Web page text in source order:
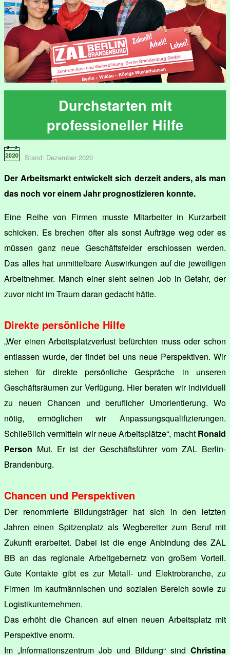
Durchstarten mit
professioneller Hilfe
Stand: Dezember 2020
Der Arbeitsmarkt entwickelt sich derzeit anders, als man
das noch vor einem Jahr prognostizieren konnte.
Eine Reihe von Firmen musste Mitarbeiter in Kurzarbeit
schicken. Es brechen öfter als sonst Aufträge weg oder es
müssen ganz neue Geschäftsfelder erschlossen werden.
Das alles hat unmittelbare Auswirkungen auf die jeweiligen
Arbeitnehmer. Manch einer sieht seinen Job in Gefahr, der
zuvor nicht im Traum daran gedacht hätte.
Direkte persönliche Hilfe
„Wer einen Arbeitsplatzverlust befürchten muss oder schon
entlassen wurde, der findet bei uns neue Perspektiven. Wir
stehen für direkte persönliche Gespräche in unseren
Geschäftsräumen zur Verfügung. Hier beraten wir individuell
zu neuen Chancen und beruflicher Umorientierung. Wo
nötig, ermöglichen wir Anpassungsqualifizierungen.
Schließlich vermitteln wir neue Arbeitsplätze“, macht Ronald
Person Mut. Er ist der Geschäftsführer vom ZAL Berlin-
Brandenburg.
Chancen und Perspektiven
Der renommierte Bildungsträger hat sich in den letzten
Jahren einen Spitzenplatz als Wegbereiter zum Beruf mit
Zukunft erarbeitet. Dabei ist die enge Anbindung des ZAL
BB an das regionale Arbeitgebernetz von großem Vorteil.
Gute Kontakte gibt es zur Metall- und Elektrobranche, zu
Firmen im kaufmännischen und sozialen Bereich sowie zu
Logistikunternehmen.
Das erhöht die Chancen auf einen neuen Arbeitsplatz mit
Perspektive enorm.
Im „Informationszentrum Job und Bildung“ sind Christina